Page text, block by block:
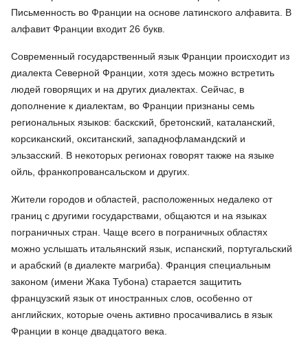
Письменность во Франции на основе латинского алфавита. В
алфавит Франции входит 26 букв.
Современный государственный язык Франции происходит из
диалекта Северной Франции, хотя здесь можно встретить
людей говорящих и на других диалектах. Сейчас, в
дополнение к диалектам, во Франции признаны семь
региональных языков: баскский, бретонский, каталанский,
корсиканский, окситанский, западнофламандский и
эльзасский. В некоторых регионах говорят также на языке
ойль, франкопровансальском и других.
Жители городов и областей, расположенных недалеко от
границ с другими государствами, общаются и на языках
пограничных стран. Чаще всего в пограничных областях
можно услышать итальянский язык, испанский, португальский
и арабский (в диалекте магриба). Франция специальным
законом (имени Жака Тубона) старается защитить
французский язык от иностранных слов, особенно от
английских, которые очень активно просачивались в язык
Франции в конце двадцатого века.